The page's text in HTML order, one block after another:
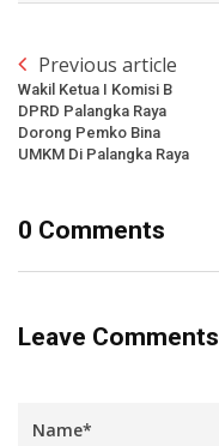
Previous article
Wakil Ketua I Komisi B
DPRD Palangka Raya
Dorong Pemko Bina
UMKM Di Palangka Raya
0 Comments
Leave Comments